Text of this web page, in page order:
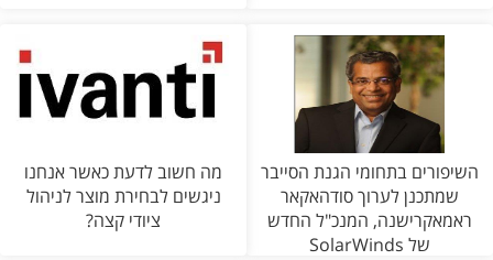
השיפורים בתחומי הגנת הסייבר
שמתכנן לערוך סודהאקאר
ראמאקרישנה, המנכ"ל החדש
של SolarWinds
מה חשוב לדעת כאשר אנחנו
ניגשים לבחירת מוצר לניהול
ציודי קצה?